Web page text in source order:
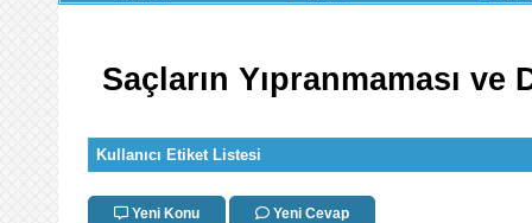
Saçların Yıpranmaması ve
Kullanıcı Etiket Listesi
Yeni Konu Yeni Cevap